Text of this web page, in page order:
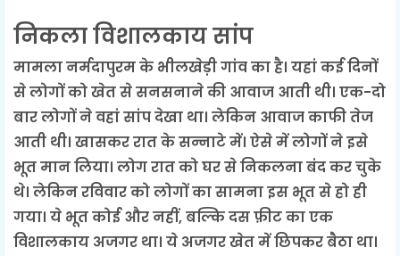
निकला विशालकाय सांप
मामला नर्मदापुरम के भीलखेड़ी गांव का है। यहां कई दिनों
से लोगों को खेत से सनसनाने की आवाज आती थी। एक-दो
बार लोगों ने वहां सांप देखा था। लेकिन आवाज काफी तेज
आती थी। खासकर रात के सन्नाटे में। ऐसे में लोगों ने इसे
भूत मान लिया। लोग रात को घर से निकलना बंद कर चुके
थे। लेकिन रविवार को लोगों का सामना इस भूत से हो ही
गया। ये भूत कोई और नहीं, बल्कि दस फ़ीट का एक
विशालकाय अजगर था। ये अजगर खेत में छिपकर बैठा था।